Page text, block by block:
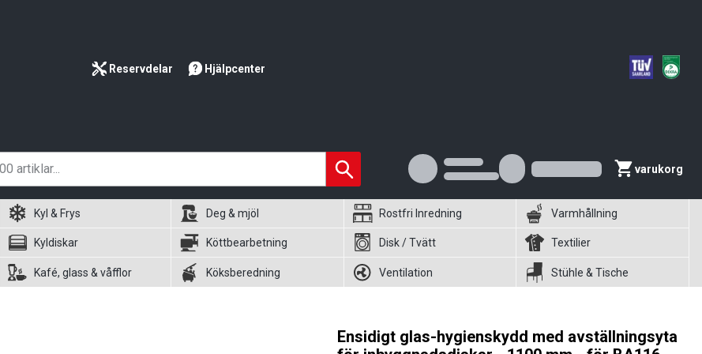
Reservdelar Hjälpcenter
varukorg
Kyl & Frys Deg & mjöl Rostfri Inredning Varmhållning
Kyldiskar Köttbearbetning Disk / Tvätt Textilier
Kafé, glass & våfflor Köksberedning Ventilation Stühle & Tische
Ensidigt glas-hygienskydd med avställningsyta